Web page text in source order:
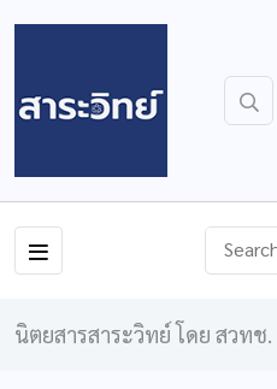
นิตยสารสาระวิทย์ โดย สวทช.